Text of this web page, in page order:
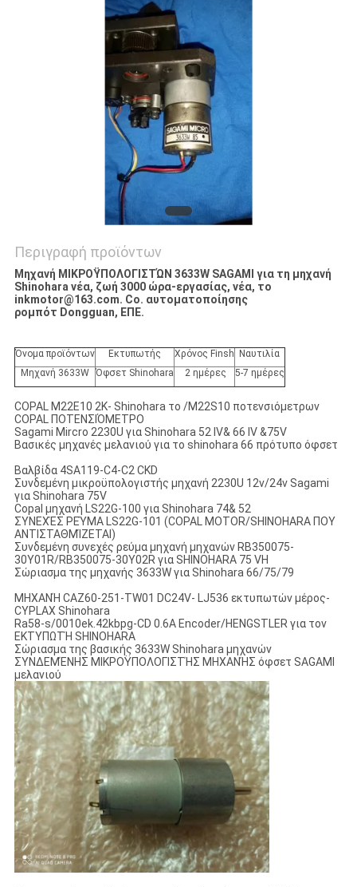
Περιγραφή προϊόντων
Μηχανή ΜΙΚΡΟΫΠΟΛΟΓΙΣΤΏΝ 3633W SAGAMI για τη μηχανή
Shinohara νέα, ζωή 3000 ώρα-εργασίας, νέα, το
inkmotor@163.com. Co. αυτοματοποίησης
ρομπότ Dongguan, ΕΠΕ.
Όνομα προϊόντων Εκτυπωτής Χρόνος Finsh
Ναυτιλία
Μηχανή 3633W Όφσετ Shinohara 2 ημέρες 5-7 ημέρες
COPAL M22E10 2K- Shinohara το /M22S10 ποτενσιόμετρων
COPAL ΠΟΤΕΝΣΙΌΜΕΤΡΟ
Sagami Mircro 2230U για Shinohara 52 IV& 66 IV &75V
Βασικές μηχανές μελανιού για το shinohara 66 πρότυπο όφσετ
Βαλβίδα 4SA119-C4-C2 CKD
Συνδεμένη μικροϋπολογιστής μηχανή 2230U 12v/24v Sagami
για Shinohara 75V
Copal μηχανή LS22G-100 για Shinohara 74& 52
ΣΥΝΕΧΈΣ ΡΕΎΜΑ LS22G-101 (COPAL MOTOR/SHINOHARA ΠΟΥ
ΑΝΤΙΣΤΑΘΜΊΖΕΤΑΙ)
Συνδεμένη συνεχές ρεύμα μηχανή μηχανών RB350075-
30Y01R/RB350075-30Y02R για SHINOHARA 75 VH
Σώριασμα της μηχανής 3633W για Shinohara 66/75/79
ΜΗΧΑΝΉ CAZ60-251-TW01 DC24V- LJ536 εκτυπωτών μέρος-
CYPLAX Shinohara
Ra58-s/0010ek.42kbpg-CD 0.6A Encoder/HENGSTLER για τον
ΕΚΤΥΠΩΤΉ SHINOHARA
Σώριασμα της βασικής 3633W Shinohara μηχανών
ΣΥΝΔΕΜΈΝΗΣ ΜΙΚΡΟΫΠΟΛΟΓΙΣΤΉΣ ΜΗΧΑΝΉΣ όφσετ SAGAMI
μελανιού